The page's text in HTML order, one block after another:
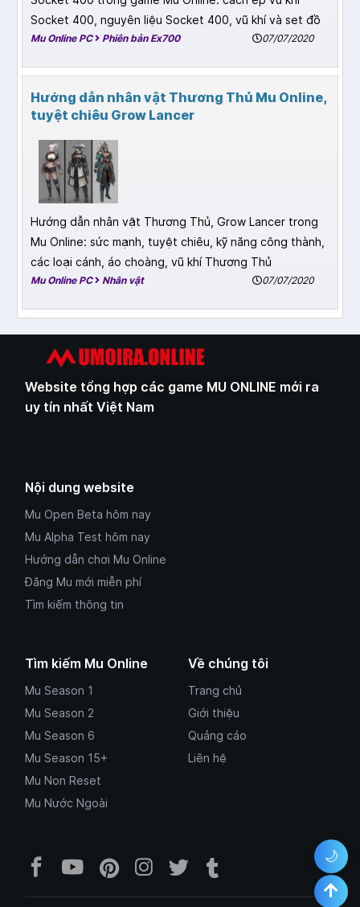
Socket 400, nguyên liệu Socket 400, vũ khí và set đồ
Mu Online PC Phiên bản Ex700 07/07/2020
Hướng dẫn nhân vật Thương Thủ Mu Online,
tuyệt chiêu Grow Lancer
Hướng dẫn nhân vật Thương Thủ, Grow Lancer trong
Mu Online: sức mạnh, tuyệt chiêu, kỹ năng công thành,
các loại cánh, áo choàng, vũ khí Thương Thủ
Mu Online PC Nhân vật 07/07/2020
🌙
Website tổng hợp các game MU ONLINE mới ra
uy tín nhất Việt Nam
Nội dung website
Mu Open Beta hôm nay
Mu Alpha Test hôm nay
Hướng dẫn chơi Mu Online
Đăng Mu mới miễn phí
Tìm kiếm thông tin
Tìm kiếm Mu Online
Mu Season 1
Mu Season 2
Mu Season 6
Mu Season 15+
Mu Non Reset
Mu Nước Ngoài
Về chúng tôi
Trang chủ
Giới thiệu
Quảng cáo
Liên hệ
Facebook Mu Mới Ra -
YouTube Mu Mới Ra - Kênh
Pinterest Mumoira.online -
Instagram
TwitterTumblr Mu Mới